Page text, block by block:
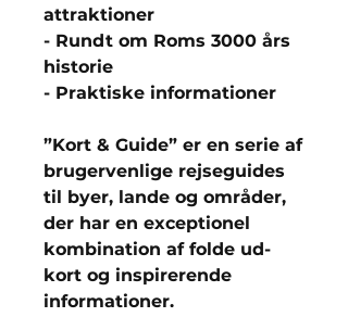
attraktioner
- Rundt om Roms 3000 års
historie
- Praktiske informationer
”Kort & Guide” er en serie af
brugervenlige rejseguides
til byer, lande og områder,
der har en exceptionel
kombination af folde ud-
kort og inspirerende
informationer.